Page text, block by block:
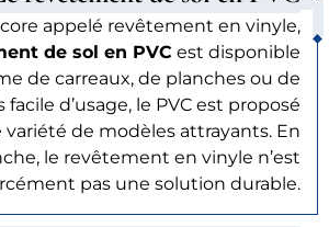
appelé revêtement en vinyle,
de sol en PVC est disponible
de carreaux, de planches ou de
facile d’usage, le PVC est proposé
variété de modèles attrayants. En
le revêtement en vinyle n’est
pas une solution durable.